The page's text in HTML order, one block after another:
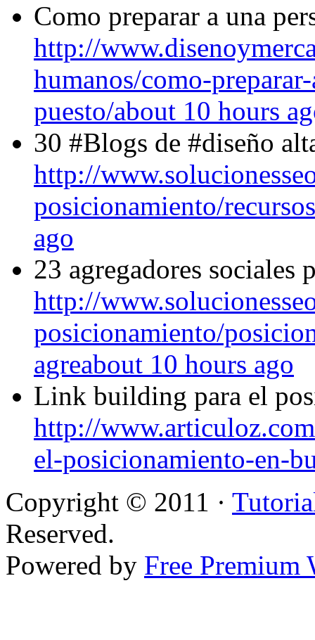
Como preparar a una
http://
humanos/como-
puesto/about 10 hours
30 #Blogs de #diseño
http://
posicionamiento/
ago
23 agregadores sociales
http://
posicionamiento/
agreabout 10 hours ago
Link building para el
http://
el-posicionamiento-en-
Copyright © 2011 ·
Reserved.
Powered by Free Premium